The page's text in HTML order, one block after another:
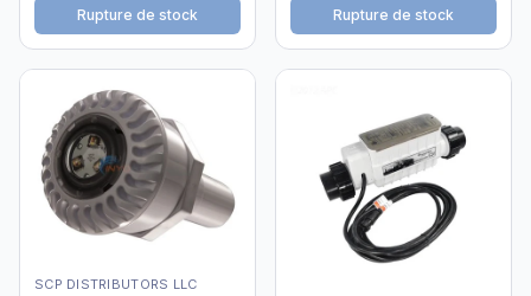
Rupture de stock Rupture de stock
SCP DISTRIBUTORS LLC